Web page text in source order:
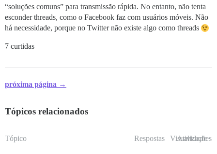
“soluções comuns” para transmissão rápida. No entanto, não tenta
esconder threads, como o Facebook faz com usuários móveis. Não
há necessidade, porque no Twitter não existe algo como threads
7 curtidas
próxima página →
Tópicos relacionados
Tópico Respostas Visualizações
Atividade